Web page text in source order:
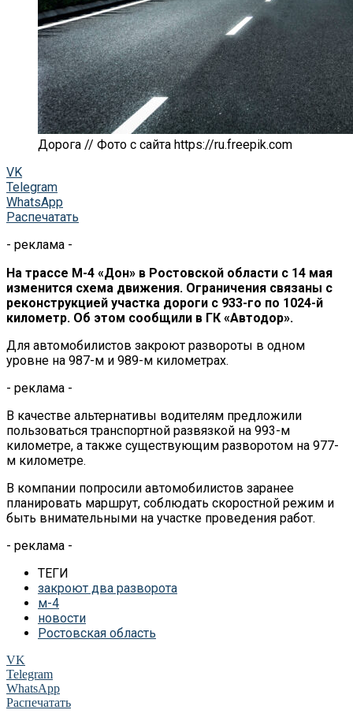
Дорога // Фото с сайта https://ru.freepik.com
VK
Telegram
WhatsApp
Распечатать
- реклама -
На трассе М-4 «Дон» в Ростовской области с 14 мая
изменится схема движения. Ограничения связаны с
реконструкцией участка дороги с 933-го по 1024-й
километр. Об этом сообщили в ГК «Автодор».
Для автомобилистов закроют развороты в одном
уровне на 987-м и 989-м километрах.
- реклама -
В качестве альтернативы водителям предложили
пользоваться транспортной развязкой на 993-м
километре, а также существующим разворотом на 977-
м километре.
В компании попросили автомобилистов заранее
планировать маршрут, соблюдать скоростной режим и
быть внимательными на участке проведения работ.
- реклама -
ТЕГИ
закроют два разворота
м-4
новости
Ростовская область
VK
Telegram
WhatsApp
Распечатать